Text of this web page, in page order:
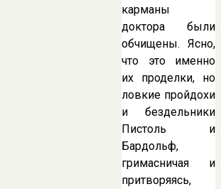
карманы
доктора были
обчищены. Ясно,
что это именно
их проделки, но
ловкие пройдохи
и бездельники
Пистоль и
Бардольф,
гримасничая и
притворяясь,